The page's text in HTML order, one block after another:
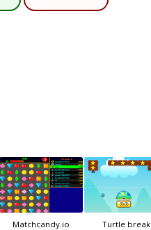
Matchcandy.io Turtle break